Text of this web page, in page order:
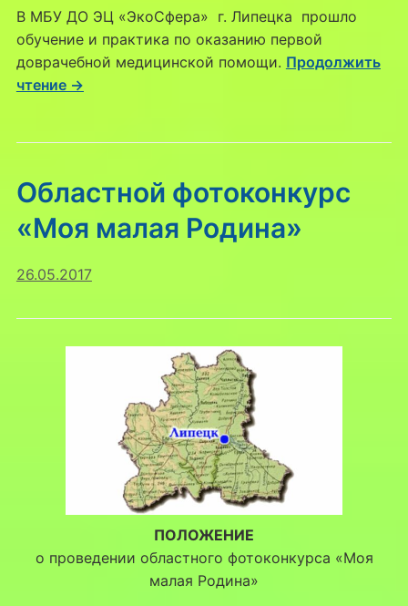
В МБУ ДО ЭЦ «ЭкоСфера» г. Липецка прошло
обучение и практика по оказанию первой
доврачебной медицинской помощи. Продолжить
чтение →
Областной фотоконкурс
«Моя малая Родина»
26.05.2017
ПОЛОЖЕНИЕ
о проведении областного фотоконкурса «Моя
малая Родина»